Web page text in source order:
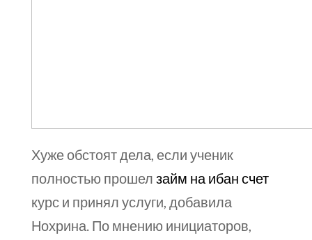
Хуже обстоят дела, если ученик
полностью прошел займ на ибан счет
курс и принял услуги, добавила
Нохрина. По мнению инициаторов,